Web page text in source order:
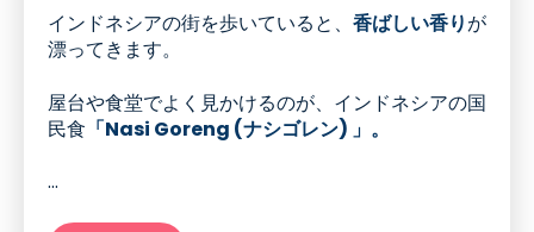
インドネシアの街を歩いていると、 香ばしい香りが
漂ってきます。
屋台や食堂でよく見かけるのが、インドネシアの国
民食 「Nasi Goreng (ナシゴレン) 」。
...